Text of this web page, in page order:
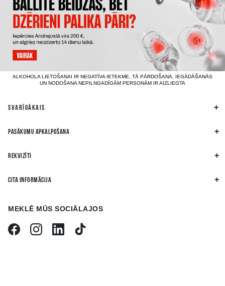
ALKOHOLA LIETOŠANAI IR NEGATĪVA IETEKME, TĀ PĀRDOŠANA, IEGĀDĀŠANĀS
UN NODOŠANA NEPILNGADĪGĀM PERSONĀM IR AIZLIEGTA
SVARĪGĀKAIS
PASĀKUMU APKALPOŠANA
REKVIZĪTI
CITA INFORMĀCIJA
MEKLĒ MŪS SOCIĀLAJOS